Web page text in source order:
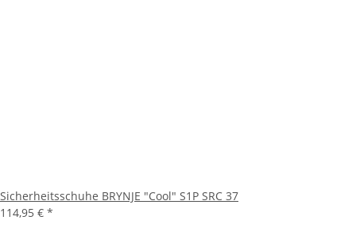
Sicherheitsschuhe BRYNJE "Cool" S1P SRC 37
114,95 € *